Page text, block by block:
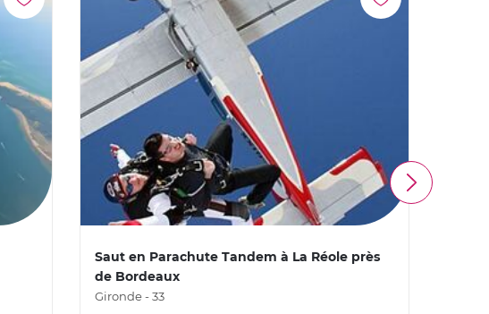
Saut en Parachute Tandem à La Réole près
de Bordeaux
Gironde - 33